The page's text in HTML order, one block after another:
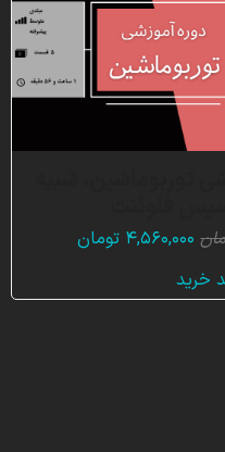
توربوماشین، شبیه
قیمت
۴,۵۶۰,۰۰۰ تومانقیمت
خرید